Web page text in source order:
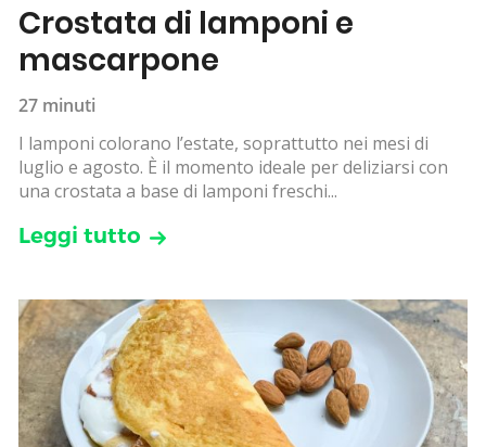
Crostata di lamponi e
mascarpone
27 minuti
I lamponi colorano l’estate, soprattutto nei mesi di
luglio e agosto. È il momento ideale per deliziarsi con
una crostata a base di lamponi freschi...
Leggi tutto